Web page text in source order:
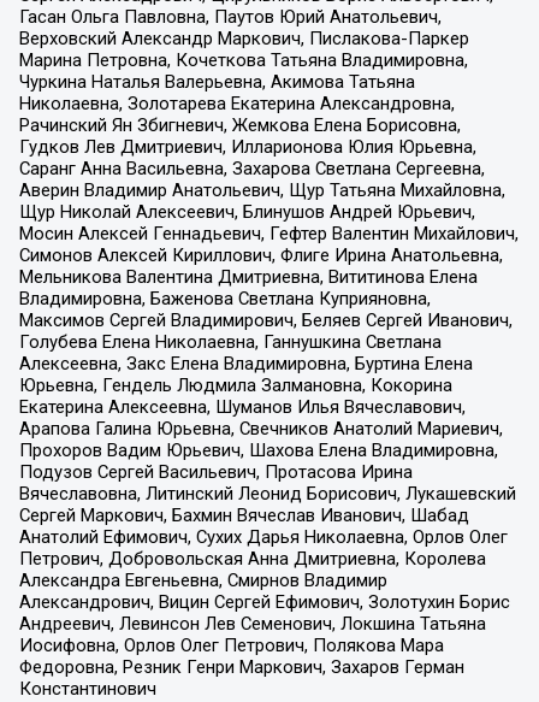
Гасан Ольга Павловна, Паутов Юрий Анатольевич,
Верховский Александр Маркович, Пислакова-Паркер
Марина Петровна, Кочеткова Татьяна Владимировна,
Чуркина Наталья Валерьевна, Акимова Татьяна
Николаевна, Золотарева Екатерина Александровна,
Рачинский Ян Збигневич, Жемкова Елена Борисовна,
Гудков Лев Дмитриевич, Илларионова Юлия Юрьевна,
Саранг Анна Васильевна, Захарова Светлана Сергеевна,
Аверин Владимир Анатольевич, Щур Татьяна Михайловна,
Щур Николай Алексеевич, Блинушов Андрей Юрьевич,
Мосин Алексей Геннадьевич, Гефтер Валентин Михайлович,
Симонов Алексей Кириллович, Флиге Ирина Анатольевна,
Мельникова Валентина Дмитриевна, Вититинова Елена
Владимировна, Баженова Светлана Куприяновна,
Максимов Сергей Владимирович, Беляев Сергей Иванович,
Голубева Елена Николаевна, Ганнушкина Светлана
Алексеевна, Закс Елена Владимировна, Буртина Елена
Юрьевна, Гендель Людмила Залмановна, Кокорина
Екатерина Алексеевна, Шуманов Илья Вячеславович,
Арапова Галина Юрьевна, Свечников Анатолий Мариевич,
Прохоров Вадим Юрьевич, Шахова Елена Владимировна,
Подузов Сергей Васильевич, Протасова Ирина
Вячеславовна, Литинский Леонид Борисович, Лукашевский
Сергей Маркович, Бахмин Вячеслав Иванович, Шабад
Анатолий Ефимович, Сухих Дарья Николаевна, Орлов Олег
Петрович, Добровольская Анна Дмитриевна, Королева
Александра Евгеньевна, Смирнов Владимир
Александрович, Вицин Сергей Ефимович, Золотухин Борис
Андреевич, Левинсон Лев Семенович, Локшина Татьяна
Иосифовна, Орлов Олег Петрович, Полякова Мара
Федоровна, Резник Генри Маркович, Захаров Герман
Константинович